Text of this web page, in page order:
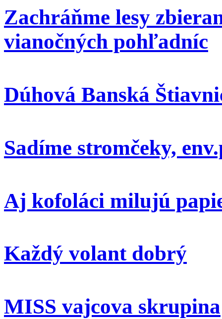
Zachráňme lesy
vianočných pohľadníc
Dúhová Banská
Sadíme stromčeky,
Aj kofoláci milujú
Každý volant dobrý
MISS vajcova skrupina